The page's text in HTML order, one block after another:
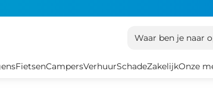
Waar ben je naar
FietsenCampersVerhuurSchadeZakelijkOnze